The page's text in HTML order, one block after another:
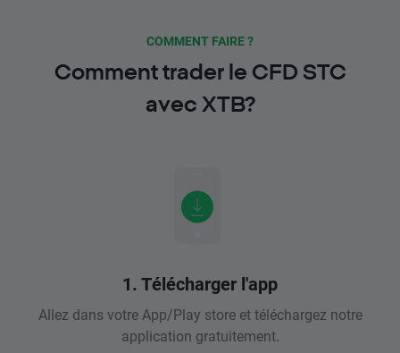
COMMENT FAIRE ?
Comment trader le CFD STC
avec XTB?
1. Télécharger l'app
Allez dans votre App/Play store et téléchargez notre
application gratuitement.